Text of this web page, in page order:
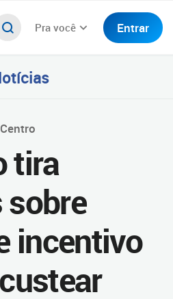
Pra você Entrar
tira
incentivo